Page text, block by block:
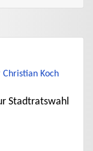
Christian Koch
Stadtratswahl